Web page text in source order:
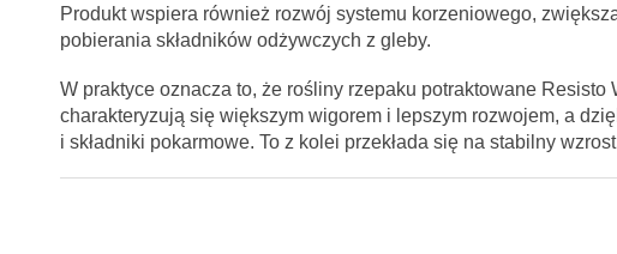
Produkt wspiera również rozwój systemu korzeniowego,
pobierania składników odżywczych z gleby.
W praktyce oznacza to, że rośliny rzepaku potraktowane
charakteryzują się większym wigorem i lepszym rozwojem, a
i składniki pokarmowe. To z kolei przekłada się na stabilny